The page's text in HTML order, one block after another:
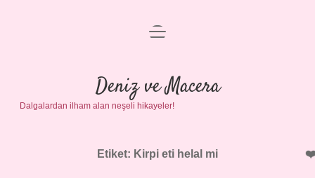
Anasayfa
Gizlilik Politikası
Yasal Uyarı
menüyü
Deniz ve Macera
Dalgalardan ilham alan neşeli hikayeler!
Etiket: Kirpi eti helal mi